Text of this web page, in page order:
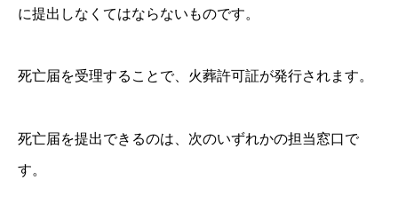
に提出しなくてはならないものです。
死亡届を受理することで、火葬許可証が発行されます。
死亡届を提出できるのは、次のいずれかの担当窓口で
す。